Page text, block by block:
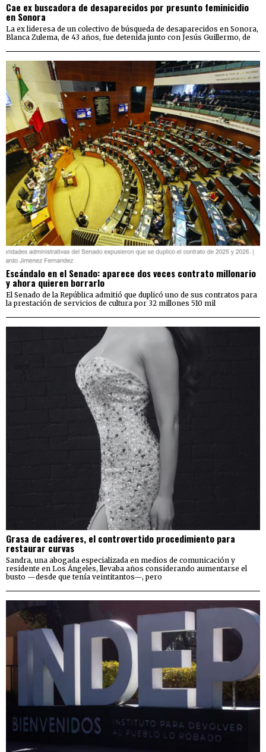
Cae ex buscadora de desaparecidos por presunto feminicidio
en Sonora
La ex lideresa de un colectivo de búsqueda de desaparecidos en Sonora,
Blanca Zulema, de 43 años, fue detenida junto con Jesús Guillermo, de
Escándalo en el Senado: aparece dos veces contrato millonario
y ahora quieren borrarlo
El Senado de la República admitió que duplicó uno de sus contratos para
la prestación de servicios de cultura por 32 millones 510 mil
Grasa de cadáveres, el controvertido procedimiento para
restaurar curvas
Sandra, una abogada especializada en medios de comunicación y
residente en Los Ángeles, llevaba años considerando aumentarse el
busto —desde que tenía veintitantos—, pero